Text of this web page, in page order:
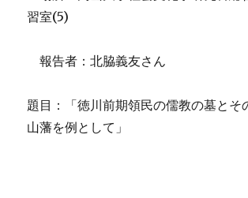
習室(5)
報告者：北脇義友さん
題目：「徳川前期領民の儒教の墓と
山藩を例として」